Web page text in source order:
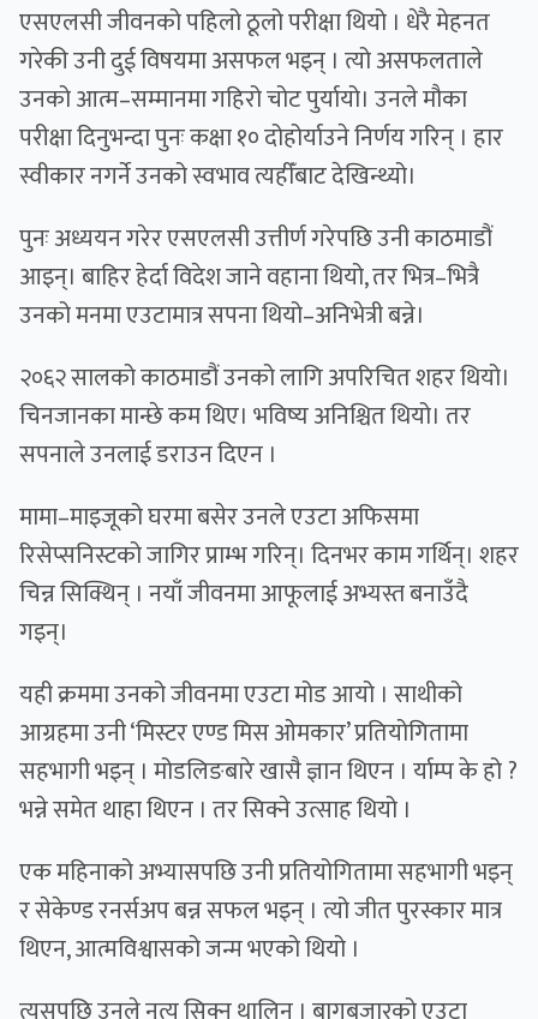
एसएलसी जीवनको पहिलो ठूलो परीक्षा थियो । धेरै मेहनत
गरेकी उनी दुई विषयमा असफल भइन् । त्यो असफलताले
उनको आत्म–सम्मानमा गहिरो चोट पुर्यायो। उनले मौका
परीक्षा दिनुभन्दा पुनः कक्षा १० दोहोर्याउने निर्णय गरिन् । हार
स्वीकार नगर्ने उनको स्वभाव त्यहीँबाट देखिन्थ्यो।
पुनः अध्ययन गरेर एसएलसी उत्तीर्ण गरेपछि उनी काठमाडौं
आइन्। बाहिर हेर्दा विदेश जाने वहाना थियो, तर भित्र–भित्रै
उनको मनमा एउटामात्र सपना थियो–अनिभेत्री बन्ने।
२०६२ सालको काठमाडौं उनको लागि अपरिचित शहर थियो।
चिनजानका मान्छे कम थिए। भविष्य अनिश्चित थियो। तर
सपनाले उनलाई डराउन दिएन ।
मामा–माइजूको घरमा बसेर उनले एउटा अफिसमा
रिसेप्सनिस्टको जागिर प्राम्भ गरिन्। दिनभर काम गर्थिन्। शहर
चिन्न सिक्थिन् । नयाँ जीवनमा आफूलाई अभ्यस्त बनाउँदै
गइन्।
यही क्रममा उनको जीवनमा एउटा मोड आयो । साथीको
आग्रहमा उनी ‘मिस्टर एण्ड मिस ओमकार’ प्रतियोगितामा
सहभागी भइन् । मोडलिङबारे खासै ज्ञान थिएन । र्याम्प के हो ?
भन्ने समेत थाहा थिएन । तर सिक्ने उत्साह थियो ।
एक महिनाको अभ्यासपछि उनी प्रतियोगितामा सहभागी भइन्
र सेकेण्ड रनर्सअप बन्न सफल भइन् । त्यो जीत पुरस्कार मात्र
थिएन, आत्मविश्वासको जन्म भएको थियो ।